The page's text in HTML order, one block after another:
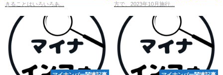
きることはいろいろあ...
方で、2023年10月施行...